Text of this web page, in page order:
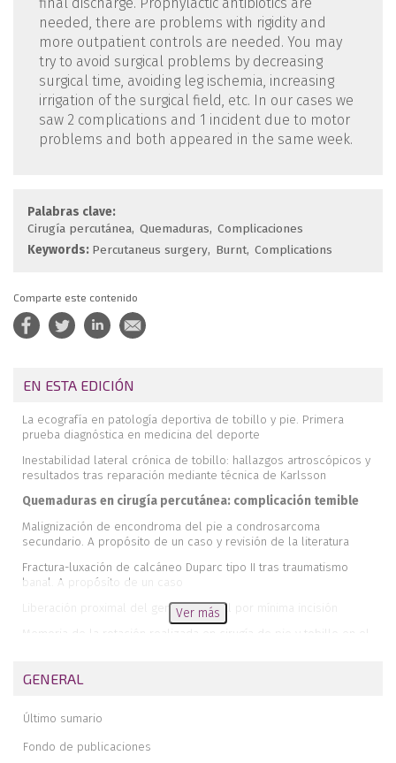
final discharge. Prophylactic antibiotics are
needed, there are problems with rigidity and
more outpatient controls are needed. You may
try to avoid surgical problems by decreasing
surgical time, avoiding leg ischemia, increasing
irrigation of the surgical field, etc. In our cases we
saw 2 complications and 1 incident due to motor
problems and both appeared in the same week.
Palabras clave:
Cirugía percutánea Quemaduras Complicaciones
Keywords: Percutaneus surgery Burnt Complications
Comparte este contenido
EN ESTA EDICIÓN
La ecografía en patología deportiva de tobillo y pie. Primera
prueba diagnóstica en medicina del deporte
Inestabilidad lateral crónica de tobillo: hallazgos artroscópicos y
resultados tras reparación mediante técnica de Karlsson
Quemaduras en cirugía percutánea: complicación temible
Malignización de encondroma del pie a condrosarcoma
secundario. A propósito de un caso y revisión de la literatura
Fractura-luxación de calcáneo Duparc tipo II tras traumatismo
banal. A propósito de un caso
Liberación proximal del gemelo medial por mínima incisión
Memoria de la rotación realizada en cirugía de pie y tobillo en el
Revista de revistas
Ver más
GENERAL
Último sumario
Fondo de publicaciones